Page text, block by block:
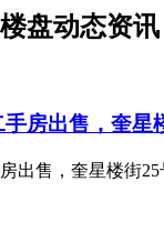
盘动态资讯
房出售，奎星
出售，奎星楼街